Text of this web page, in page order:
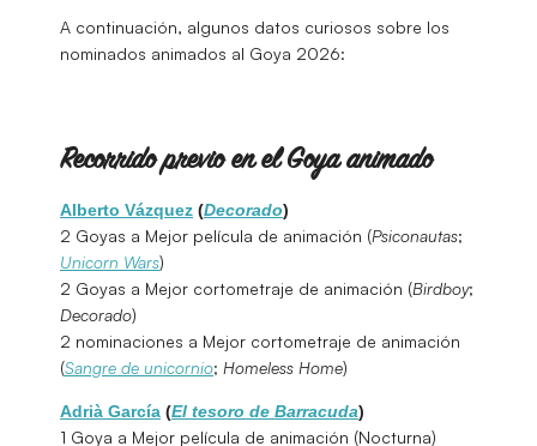
A continuación, algunos datos curiosos sobre los
nominados animados al Goya 2026:
Recorrido previo en el Goya animado
Alberto Vázquez (Decorado)
2 Goyas a Mejor película de animación (Psiconautas;
Unicorn Wars)
2 Goyas a Mejor cortometraje de animación (Birdboy;
Decorado)
2 nominaciones a Mejor cortometraje de animación
(Sangre de unicornio; Homeless Home)
Adrià García (El tesoro de Barracuda)
1 Goya a Mejor película de animación (Nocturna)